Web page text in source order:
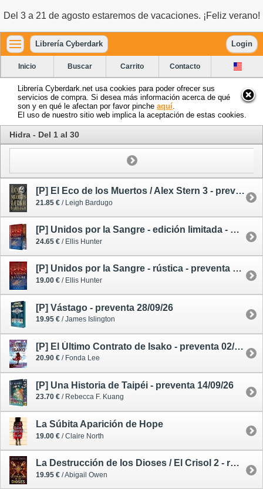
Del 3 a 21 de agosto estaremos de vacaciones. ¡Feliz verano!
Librería Cyberdark Login
Inicio Buscar Carrito Contacto
Librería Cyberdark.net usa cookies para poder ofrecer sus
servicios de compra. Si desea más información acerca de qué
son y en qué le afectan por favor pinche aquí
El uso de nuestro sitio web implica la aceptación de estas cookies.
Hidra - Del 1 al 30
[P] El Eco de los Muertos / Alex Stern 3 - preventa 07/12/26
21.85 € / Leigh Bardugo
[P] Unidos por la Sangre - edición limitada - preventa 12/10/26
24.65 € / Ellis Hunter
[P] Unidos por la Sangre - rústica - preventa 12/10/26
19.00 € / Ellis Hunter
[P] Vástago - preventa 28/09/26
19.95 € / James Islington
[P] El Último Contrato de Isako - preventa 02/11/26
20.90 € / Fonda Lee
[P] Una Historia de Taipéi - preventa 14/09/26
23.70 € / Rebecca F. Kuang
La Súbita Aparición de Hope
19.00 € / Claire North
La Destrucción de los Dioses / El Crisol 2 - rústica
19.95 € / Abigail Owen